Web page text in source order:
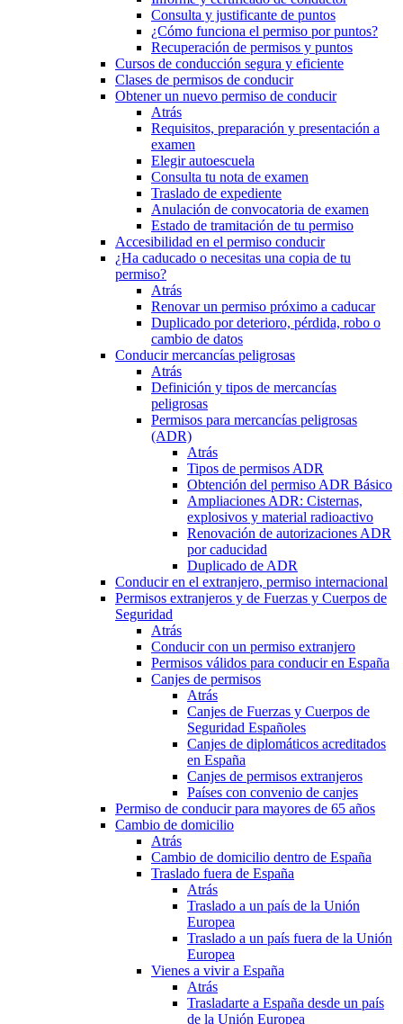
Consulta y justificante de puntos
¿Cómo funciona el permiso por puntos?
Recuperación de permisos y puntos
Cursos de conducción segura y eficiente
Clases de permisos de conducir
Obtener un nuevo permiso de conducir
Atrás
Requisitos, preparación y presentación a
examen
Elegir autoescuela
Consulta tu nota de examen
Traslado de expediente
Anulación de convocatoria de examen
Estado de tramitación de tu permiso
Accesibilidad en el permiso conducir
¿Ha caducado o necesitas una copia de tu
permiso?
Atrás
Renovar un permiso próximo a caducar
Duplicado por deterioro, pérdida, robo o
cambio de datos
Conducir mercancías peligrosas
Atrás
Definición y tipos de mercancías
peligrosas
Permisos para mercancías peligrosas
(ADR)
Atrás
Tipos de permisos ADR
Obtención del permiso ADR Básico
Ampliaciones ADR: Cisternas,
explosivos y material radioactivo
Renovación de autorizaciones ADR
por caducidad
Duplicado de ADR
Conducir en el extranjero, permiso internacional
Permisos extranjeros y de Fuerzas y Cuerpos de
Seguridad
Atrás
Conducir con un permiso extranjero
Permisos válidos para conducir en España
Canjes de permisos
Atrás
Canjes de Fuerzas y Cuerpos de
Seguridad Españoles
Canjes de diplomáticos acreditados
en España
Canjes de permisos extranjeros
Países con convenio de canjes
Permiso de conducir para mayores de 65 años
Cambio de domicilio
Atrás
Cambio de domicilio dentro de España
Traslado fuera de España
Atrás
Traslado a un país de la Unión
Europea
Traslado a un país fuera de la Unión
Europea
Vienes a vivir a España
Atrás
Trasladarte a España desde un país
de la Unión Europea